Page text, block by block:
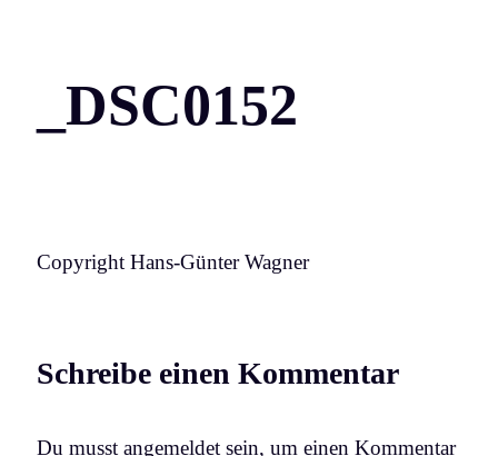
_DSC0152
Copyright Hans-Günter Wagner
Schreibe einen Kommentar
Du musst angemeldet sein, um einen Kommentar